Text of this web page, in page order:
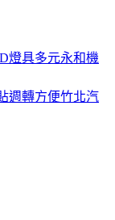
燈具多元永和機
週轉方便竹北汽